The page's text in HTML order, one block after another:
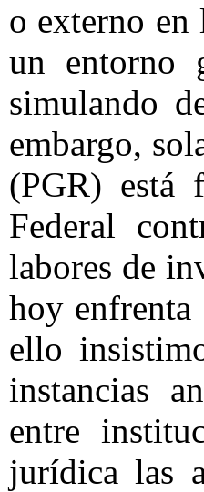
o externo en
un entorno
simulando
embargo,
(PGR) está
Federal
labores de
hoy enfrenta
ello
instancias
entre
jurídica las